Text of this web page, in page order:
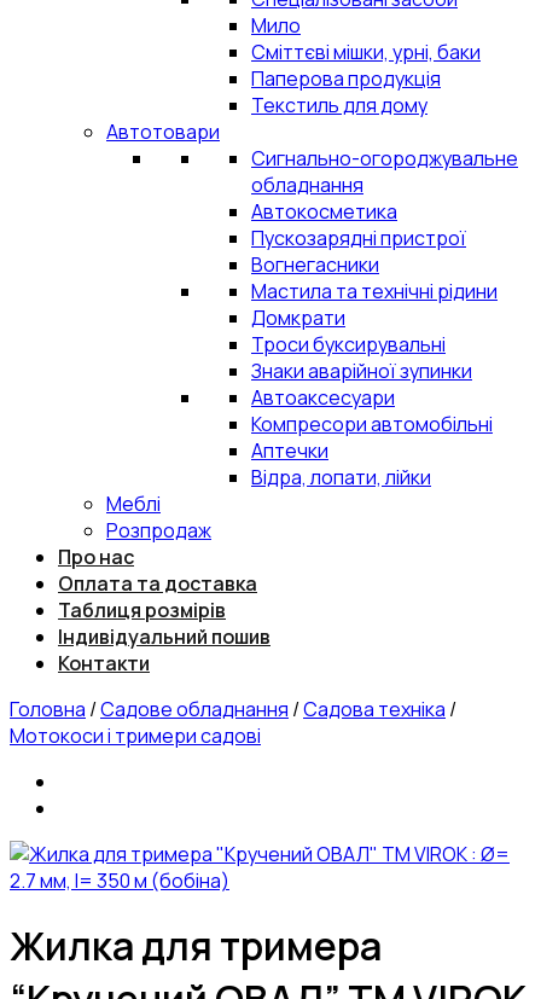
Мило
Сміттєві мішки, урні, баки
Паперова продукція
Текстиль для дому
Автотовари
Сигнально-огороджувальне
обладнання
Автокосметика
Пускозарядні пристрої
Вогнегасники
Мастила та технічні рідини
Домкрати
Троси буксирувальні
Знаки аварійної зупинки
Автоаксесуари
Компресори автомобільні
Аптечки
Відра, лопати, лійки
Меблі
Розпродаж
Про нас
Оплата та доставка
Таблиця розмірів
Індивідуальний пошив
Контакти
Головна /Садове обладнання /Садова техніка /
Мотокоси і тримери садові
Жилка для тримера